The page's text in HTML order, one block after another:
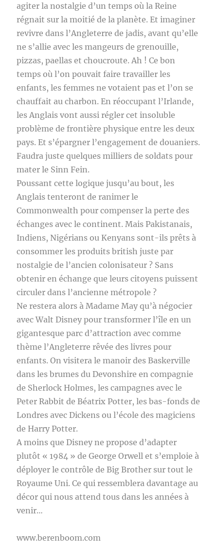
agiter la nostalgie d’un temps où la Reine
régnait sur la moitié de la planète. Et imaginer
revivre dans l’Angleterre de jadis, avant qu’elle
ne s’allie avec les mangeurs de grenouille,
pizzas, paellas et choucroute. Ah ! Ce bon
temps où l’on pouvait faire travailler les
enfants, les femmes ne votaient pas et l’on se
chauffait au charbon. En réoccupant l’Irlande,
les Anglais vont aussi régler cet insoluble
problème de frontière physique entre les deux
pays. Et s’épargner l’engagement de douaniers.
Faudra juste quelques milliers de soldats pour
mater le Sinn Fein.
Poussant cette logique jusqu’au bout, les
Anglais tenteront de ranimer le
Commonwealth pour compenser la perte des
échanges avec le continent. Mais Pakistanais,
Indiens, Nigérians ou Kenyans sont-ils prêts à
consommer les produits british juste par
nostalgie de l’ancien colonisateur ? Sans
obtenir en échange que leurs citoyens puissent
circuler dans l’ancienne métropole ?
Ne restera alors à Madame May qu’à négocier
avec Walt Disney pour transformer l’île en un
gigantesque parc d’attraction avec comme
thème l’Angleterre rêvée des livres pour
enfants. On visitera le manoir des Baskerville
dans les brumes du Devonshire en compagnie
de Sherlock Holmes, les campagnes avec le
Peter Rabbit de Béatrix Potter, les bas-fonds de
Londres avec Dickens ou l’école des magiciens
de Harry Potter.
A moins que Disney ne propose d’adapter
plutôt « 1984 » de George Orwell et s’emploie à
déployer le contrôle de Big Brother sur tout le
Royaume Uni. Ce qui ressemblera davantage au
décor qui nous attend tous dans les années à
venir…
www.berenboom.com